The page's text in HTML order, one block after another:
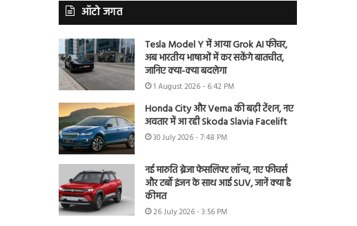
ऑटो जगत
Tesla Model Y में आया Grok AI फीचर,
अब भारतीय भाषाओं में कर सकेंगे बातचीत,
जानिए क्या-क्या बदलेगा
1 August 2026 - 6:42 PM
Honda City और Verna की बढ़ी टेंशन, नए
अवतार में आ रही Skoda Slavia Facelift
30 July 2026 - 7:48 PM
नई मारुति ब्रेजा फेसलिफ्ट लॉन्च, नए फीचर्स
और टर्बो इंजन के साथ आई SUV, जानें क्या है
कीमत
26 July 2026 - 3:56 PM